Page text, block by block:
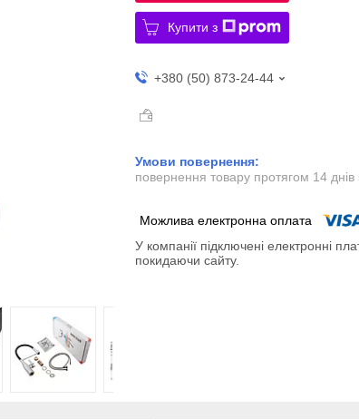
Купити з
+380 (50) 873-24-44
повернення товару протягом 14 днів
У компанії підключені електронні
покидаючи сайту.